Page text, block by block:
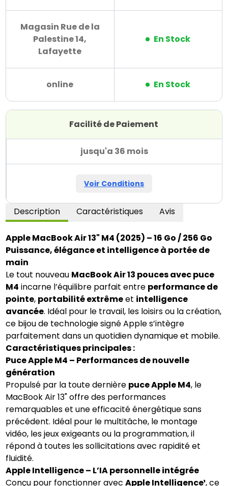
Magasin Rue de la
Palestine 14,
Lafayette
En Stock
online En Stock
Facilité de Paiement
jusqu'a 36 mois
Voir Conditions
Description Caractéristiques Avis
Apple MacBook Air 13" M4 (2025) – 16 Go / 256 Go
Puissance, élégance et intelligence à portée de
main
Le tout nouveau MacBook Air 13 pouces avec puce
M4 incarne l’équilibre parfait entre performance de
pointe, portabilité extrêmeet intelligence
avancée. Idéal pour le travail, les loisirs ou la création,
ce bijou de technologie signé Apple s’intègre
parfaitement dans un quotidien dynamique et mobile.
Caractéristiques principales :
Puce Apple M4 – Performances de nouvelle
génération
Propulsé par la toute dernière puce Apple M4, le
MacBook Air 13" offre des performances
remarquables et une efficacité énergétique sans
précédent. Idéal pour le multitâche, le montage
vidéo, les jeux exigeants ou la programmation, il
répond à toutes les sollicitations avec rapidité et
fluidité.
Apple Intelligence – L’IA personnelle intégrée
Conçu pour fonctionner avecApple Intelligence¹, ce